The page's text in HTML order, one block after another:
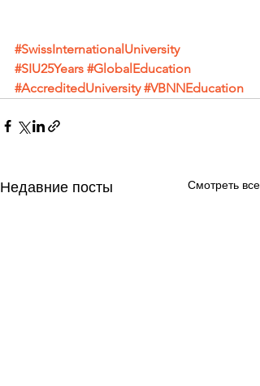
#SwissInternationalUniversity
#SIU25Years #GlobalEducation
#AccreditedUniversity #VBNNEducation
Недавние посты Смотреть все